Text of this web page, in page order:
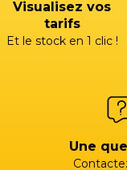
Visualisez vos
tarifs
Et le stock en 1 clic !
Une